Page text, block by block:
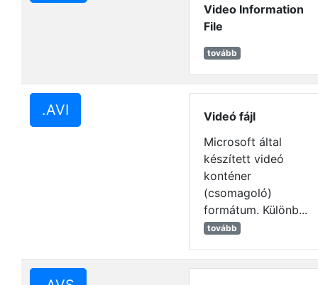
Video Information
File
tovább
.AVI
Videó fájl
Microsoft által
készített videó
konténer
(csomagoló)
formátum. Különb...
tovább